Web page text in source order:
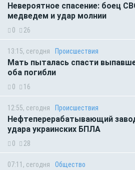
Невероятное спасение: боец
медведем и удар молнии
0 26
13:15, сегодня Происшествия
Мать пыталась спасти
оба погибли
0 16
12:55, сегодня Происшествия
Нефтеперерабатывающий
удара украинских БПЛА
0 28
07:11, сегодня Общество